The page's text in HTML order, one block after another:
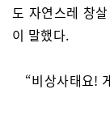
도 자연스레 창
이 말했다.
“비상사태요!